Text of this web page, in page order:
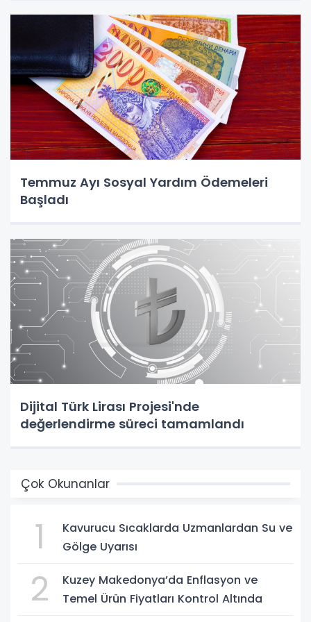
Temmuz Ayı Sosyal Yardım Ödemeleri
Başladı
Dijital Türk Lirası Projesi'nde
değerlendirme süreci tamamlandı
Çok Okunanlar
1
Kavurucu Sıcaklarda Uzmanlardan Su ve
Gölge Uyarısı
2
Kuzey Makedonya’da Enflasyon ve
Temel Ürün Fiyatları Kontrol Altında